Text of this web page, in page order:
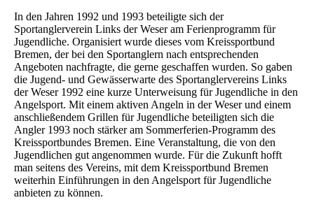
In den Jahren 1992 und 1993 beteiligte sich der
Sportanglerverein Links der Weser am Ferienprogramm für
Jugendliche. Organisiert wurde dieses vom Kreissportbund
Bremen, der bei den Sportanglern nach entsprechenden
Angeboten nachfragte, die gerne geschaffen wurden. So gaben
die Jugend- und Gewässerwarte des Sportanglervereins Links
der Weser 1992 eine kurze Unterweisung für Jugendliche in den
Angelsport. Mit einem aktiven Angeln in der Weser und einem
anschließendem Grillen für Jugendliche beteiligten sich die
Angler 1993 noch stärker am Sommerferien-Programm des
Kreissportbundes Bremen. Eine Veranstaltung, die von den
Jugendlichen gut angenommen wurde. Für die Zukunft hofft
man seitens des Vereins, mit dem Kreissportbund Bremen
weiterhin Einführungen in den Angelsport für Jugendliche
anbieten zu können.